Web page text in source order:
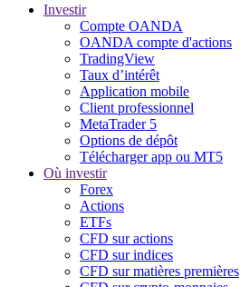
Investir
Compte OANDA
OANDA compte d'actions
TradingView
Taux d’intérêt
Application mobile
Client professionnel
MetaTrader 5
Options de dépôt
Télécharger app ou MT5
Où investir
Forex
Actions
ETFs
CFD sur actions
CFD sur indices
CFD sur matières premières